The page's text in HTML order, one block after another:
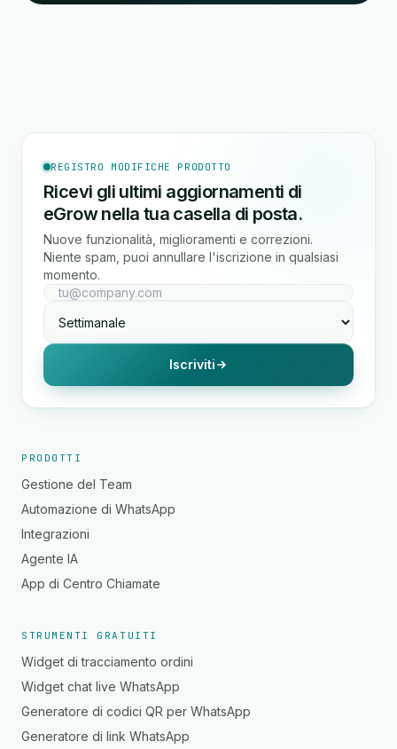
REGISTRO MODIFICHE PRODOTTO
Ricevi gli ultimi aggiornamenti di
eGrow nella tua casella di posta.
Nuove funzionalità, miglioramenti e correzioni.
Niente spam, puoi annullare l'iscrizione in qualsiasi
momento.
Iscriviti
PRODOTTI
Gestione del Team
Automazione di WhatsApp
Integrazioni
Agente IA
App di Centro Chiamate
STRUMENTI GRATUITI
Widget di tracciamento ordini
Widget chat live WhatsApp
Generatore di codici QR per WhatsApp
Generatore di link WhatsApp